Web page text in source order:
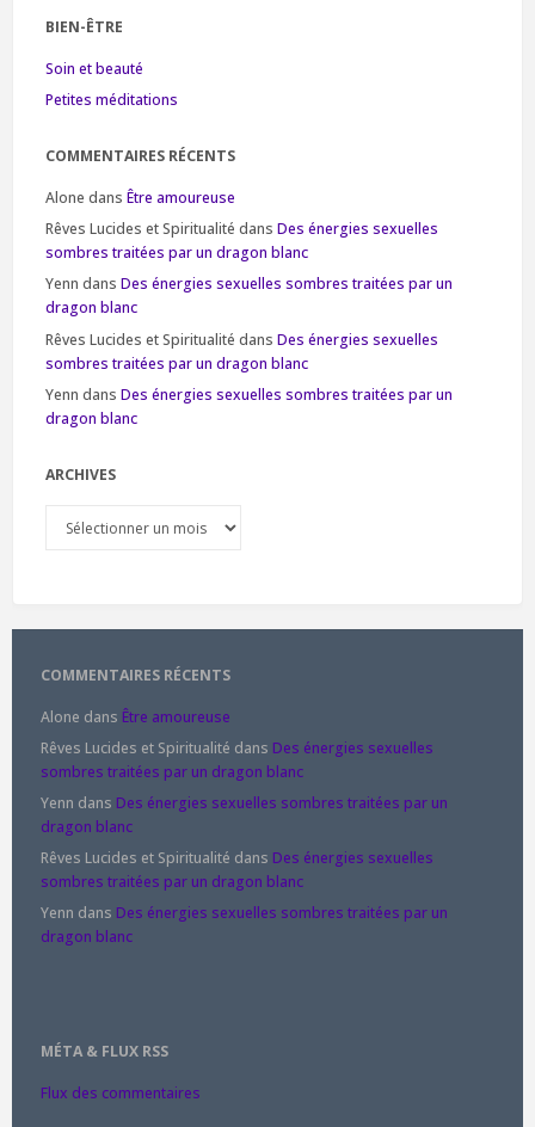
BIEN-ÊTRE
Soin et beauté
Petites méditations
COMMENTAIRES RÉCENTS
Alone dans Être amoureuse
Rêves Lucides et Spiritualité dans Des énergies sexuelles
sombres traitées par un dragon blanc
Yenn dans Des énergies sexuelles sombres traitées par un
dragon blanc
Rêves Lucides et Spiritualité dans Des énergies sexuelles
sombres traitées par un dragon blanc
Yenn dans Des énergies sexuelles sombres traitées par un
dragon blanc
ARCHIVES
COMMENTAIRES RÉCENTS
Alone dans Être amoureuse
Rêves Lucides et Spiritualité dans Des énergies sexuelles
sombres traitées par un dragon blanc
Yenn dans Des énergies sexuelles sombres traitées par un
dragon blanc
Rêves Lucides et Spiritualité dans Des énergies sexuelles
sombres traitées par un dragon blanc
Yenn dans Des énergies sexuelles sombres traitées par un
dragon blanc
MÉTA & FLUX RSS
Flux des commentaires